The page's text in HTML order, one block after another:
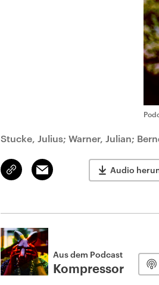
Stucke, Julius; Warner, Julian;
Link
kopieren/teilen
Email Audio
Aus dem Podcast
Kompressor